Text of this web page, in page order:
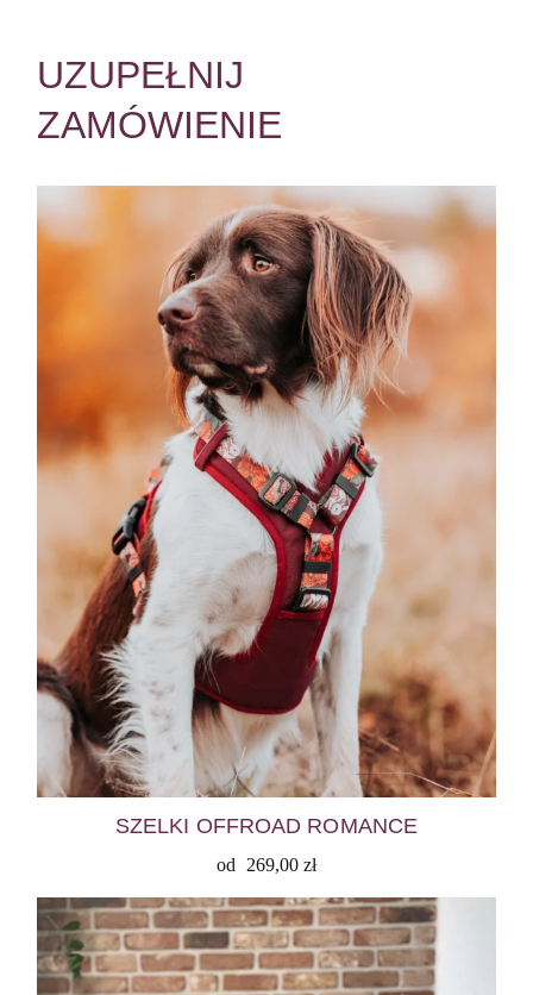
UZUPEŁNIJ
ZAMÓWIENIE
SZELKI OFFROAD ROMANCE
od 269,00 zł